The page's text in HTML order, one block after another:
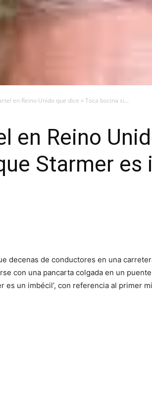
en Reino Unido que dice » Toca bocina si...
en Reino
Starmer es
decenas de conductores en una
con una pancarta colgada en un
es un imbécil’, con referencia al primer